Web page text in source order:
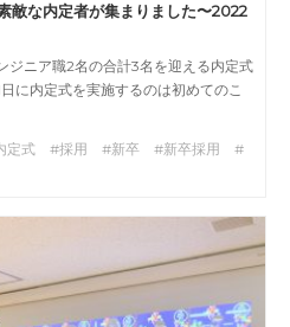
敵な内定者が集まりました〜2022
ジニア職2名の合計3名を迎える内定式
に内定式を実施するのは初めてのこ
定式 #採用 #新卒 #新卒採用 #